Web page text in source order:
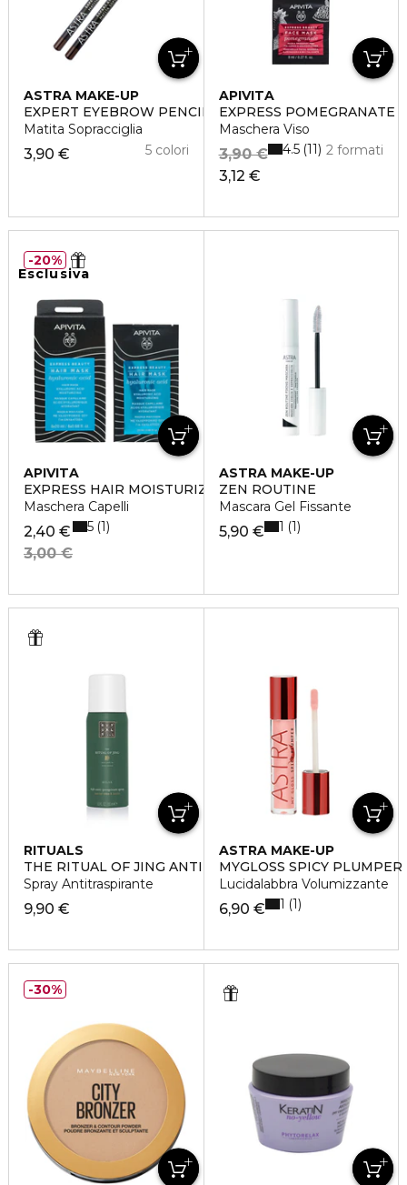
ASTRA MAKE-UP
EXPERT EYEBROW PENCIL
Matita Sopracciglia
3,90 € 5 colori
APIVITA
EXPRESS POMEGRANATE
Maschera Viso
3,12 €
3,90 € 2 formati
4.5 11
Esclusiva
APIVITA
EXPRESS HAIR MOISTURIZING
Maschera Capelli
2,40 €
3,00 €
5 1
20%
ASTRA MAKE-UP
ZEN ROUTINE
Mascara Gel Fissante
5,90 € 1 1
RITUALS
THE RITUAL OF JING ANTI-PERSPIRANT SPRAY
Spray Antitraspirante
9,90 €
ASTRA MAKE-UP
MYGLOSS SPICY PLUMPER
Lucidalabbra Volumizzante
6,90 € 1 1
30%